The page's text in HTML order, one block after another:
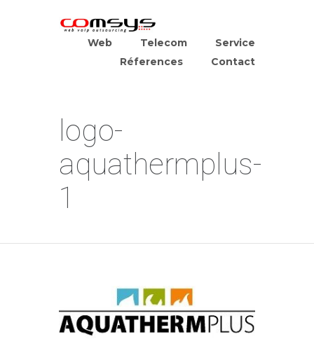
Web Telecom
Service
Réferences
Contact
logo-
aquathermplus-
1